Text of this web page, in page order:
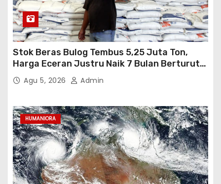
Stok Beras Bulog Tembus 5,25 Juta Ton,
Harga Eceran Justru Naik 7 Bulan Berturut-
TurutAgu 5, 2026 Admin
HUMANIORA